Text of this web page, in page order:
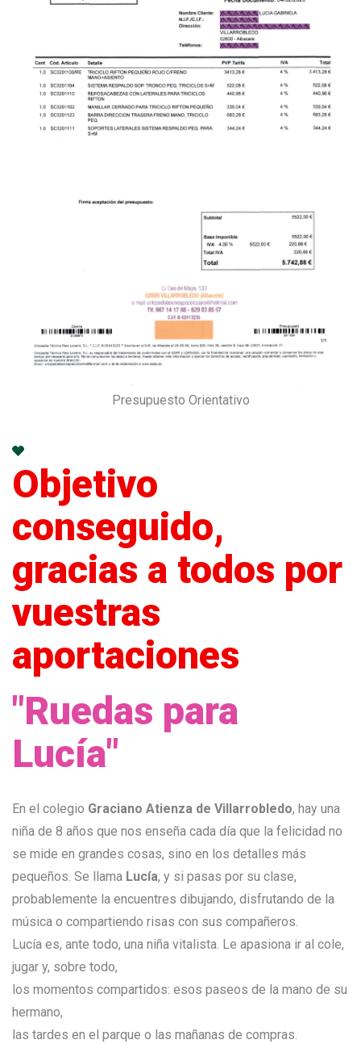
Presupuesto Orientativo
Objetivo
conseguido,
gracias a todos por
vuestras
aportaciones
"Ruedas para
Lucía"
En el colegio Graciano Atienza de Villarrobledo, hay una
niña de 8 años que nos enseña cada día que la felicidad no
se mide en grandes cosas, sino en los detalles más
pequeños. Se llama Lucía, y si pasas por su clase,
probablemente la encuentres dibujando, disfrutando de la
música o compartiendo risas con sus compañeros.
Lucía es, ante todo, una niña vitalista. Le apasiona ir al cole,
jugar y, sobre todo,
los momentos compartidos: esos paseos de la mano de su
hermano,
las tardes en el parque o las mañanas de compras.